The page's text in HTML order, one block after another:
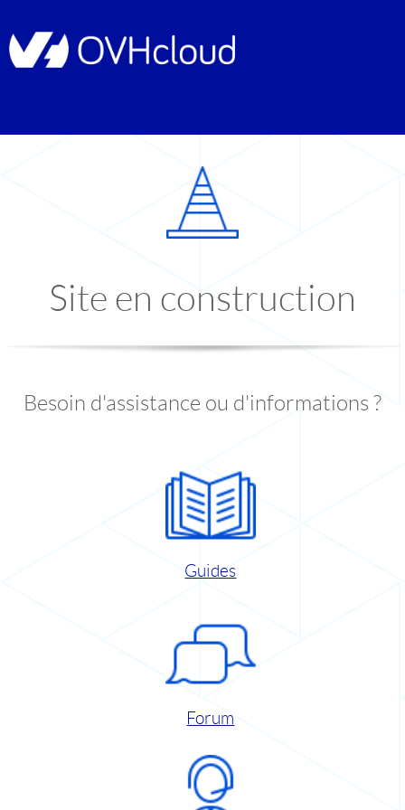
Site en construction
Besoin d'assistance ou d'informations ?
Guides
Forum